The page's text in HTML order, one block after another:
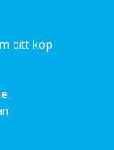
ditt köp